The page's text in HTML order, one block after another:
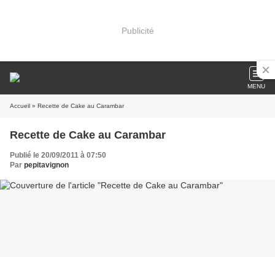
Publicité
MENU
Accueil » Recette de Cake au Carambar
Recette de Cake au Carambar
Publié le 20/09/2011 à 07:50
Par pepitavignon